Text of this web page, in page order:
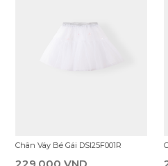
Chân Váy Bé Gái DSI25F001R
229.000 VND